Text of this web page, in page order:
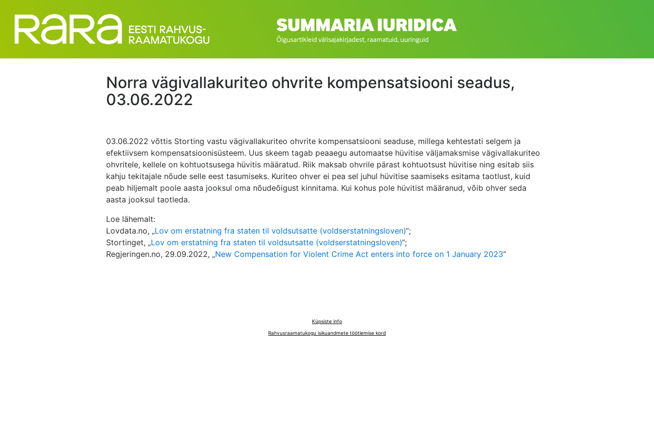
Norra vägivallakuriteo ohvrite kompensatsiooni seadus,
03.06.2022
03.06.2022 võttis Storting vastu vägivallakuriteo ohvrite kompensatsiooni seaduse, millega kehtestati selgem ja
efektiivsem kompensatsioonisüsteem. Uus skeem tagab peaaegu automaatse hüvitise väljamaksmise vägivallakuriteo
ohvritele, kellele on kohtuotsusega hüvitis määratud. Riik maksab ohvrile pärast kohtuotsust hüvitise ning esitab siis
kahju tekitajale nõude selle eest tasumiseks. Kuriteo ohver ei pea sel juhul hüvitise saamiseks esitama taotlust, kuid
peab hiljemalt poole aasta jooksul oma nõudeõigust kinnitama. Kui kohus pole hüvitist määranud, võib ohver seda
aasta jooksul taotleda.
Loe lähemalt:
Lovdata.no, „Lov om erstatning fra staten til voldsutsatte (voldserstatningsloven)“;
Stortinget, „Lov om erstatning fra staten til voldsutsatte (voldserstatningsloven)“;
Regjeringen.no, 29.09.2022, „New Compensation for Violent Crime Act enters into force on 1 January 2023“
Küpsiste info
Rahvusraamatukogu isikuandmete töötlemise kord